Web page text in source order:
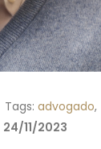
Tags: advogado,
24/11/2023